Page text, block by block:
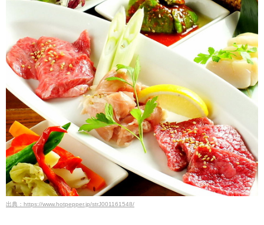
出典：https://www.hotpepper.jp/strJ001161548/